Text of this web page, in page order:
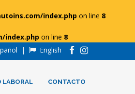
index.php on line 8
index.php on line 8
| English
LABORAL CONTACTO